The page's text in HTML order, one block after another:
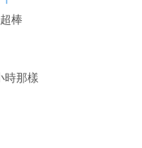
棒
時那樣